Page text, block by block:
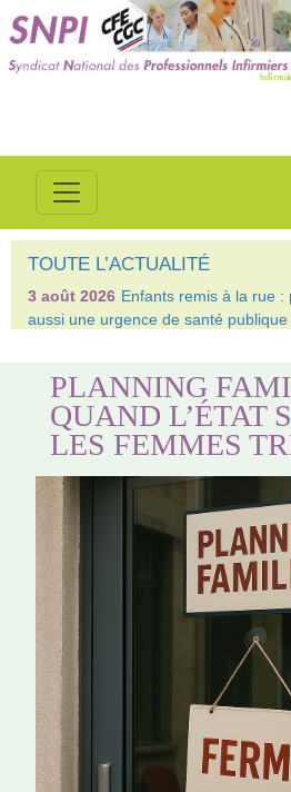
TOUTE L’ACTUALITÉ
3 août 2026 Enfants remis à la rue
aussi une urgence de santé publique
PLANNING
QUAND L’ÉTAT
LES FEMMES